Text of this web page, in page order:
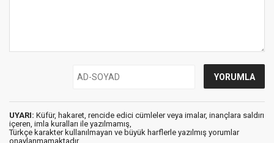
UYARI: Küfür, hakaret, rencide edici cümleler veya imalar, inançlara saldırı
içeren, imla kuralları ile yazılmamış,
Türkçe karakter kullanılmayan ve büyük harflerle yazılmış yorumlar
onaylanmamaktadır.